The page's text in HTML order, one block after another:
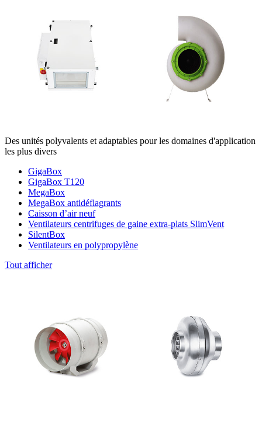
Des unités polyvalents et adaptables pour les domaines d'application
les plus divers
GigaBox
GigaBox T120
MegaBox
MegaBox antidéflagrants
Caisson d’air neuf
Ventilateurs centrifuges de gaine extra-plats SlimVent
SilentBox
Ventilateurs en polypropylène
Tout afficher